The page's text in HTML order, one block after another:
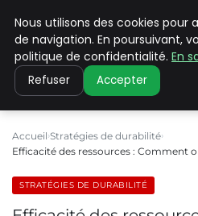
CLIMATE C
Accueil Stratégies de durabilité
Efficacité des ressources : Comment
STRATÉGIES DE DURABILITÉ
Nous utilisons des cookies pour
de navigation. En poursuivant,
politique de confidentialité. En
Refuser Accepter